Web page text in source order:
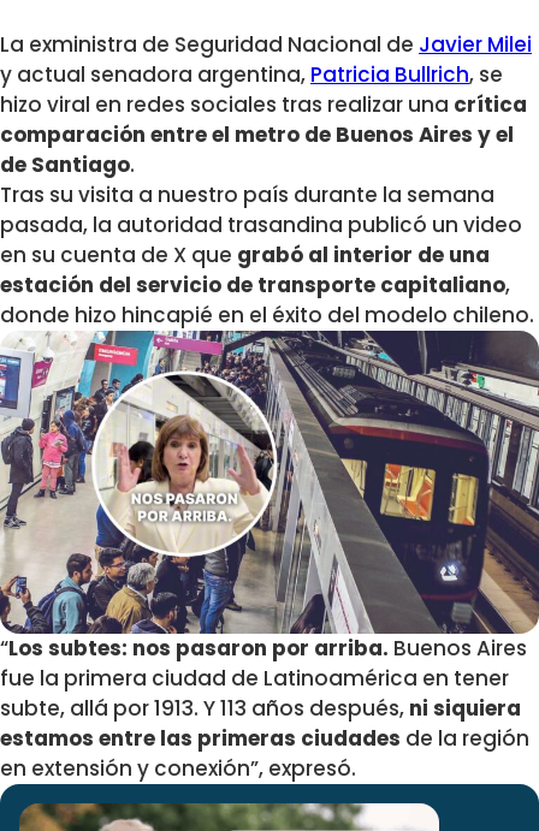
La exministra de Seguridad Nacional de Javier Milei
y actual senadora argentina, Patricia Bullrich, se
hizo viral en redes sociales tras realizar una crítica
comparación entre el metro de Buenos Aires y el
de Santiago.
Tras su visita a nuestro país durante la semana
pasada, la autoridad trasandina publicó un video
en su cuenta de X que grabó al interior de una
estación del servicio de transporte capitaliano,
donde hizo hincapié en el éxito del modelo chileno.
“Los subtes: nos pasaron por arriba. Buenos Aires
fue la primera ciudad de Latinoamérica en tener
subte, allá por 1913. Y 113 años después, ni siquiera
estamos entre las primeras ciudades de la región
en extensión y conexión”, expresó.